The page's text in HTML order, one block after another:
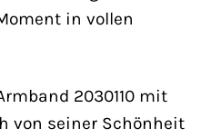
in vollen
2030110 mit
von seiner Schönheit